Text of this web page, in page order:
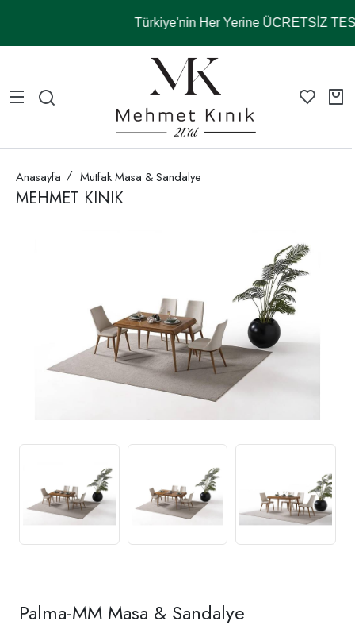
Türkiye'nin Her Yerine ÜCRETSİZ
Anasayfa Mutfak Masa & Sandalye
MEHMET KINIK
Palma-MM Masa & Sandalye